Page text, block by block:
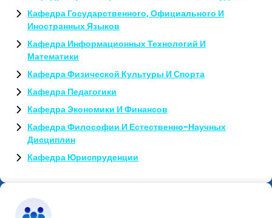
Кафедра Государственного, Официального И
Иностранных Языков
Кафедра Информационных Технологий И
Математики
Кафедра Физической Культуры И Спорта
Кафедра Педагогики
Кафедра Экономики И Финансов
Кафедра Философии И Естественно-Научных
Дисциплин
Кафедра Юриспруденции